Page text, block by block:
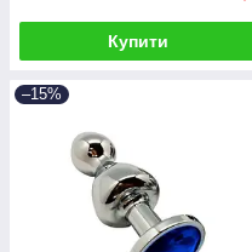
Купити
–15%